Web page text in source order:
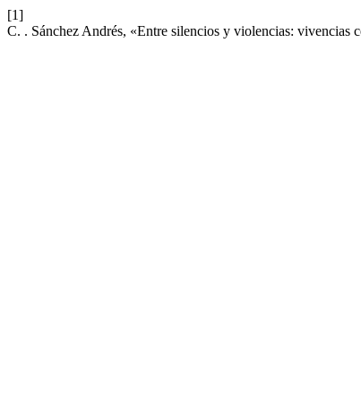
[1]
C. . Sánchez Andrés, «Entre silencios y violencias: vivencias